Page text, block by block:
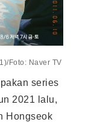
Foto: Naver TV
series
2021 lalu,
Hongseok